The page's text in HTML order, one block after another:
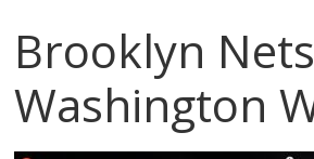
Brooklyn Nets
Washington